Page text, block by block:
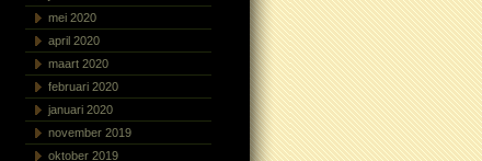
mei 2020
april 2020
maart 2020
februari 2020
januari 2020
november 2019
oktober 2019